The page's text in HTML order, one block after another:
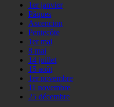
1er janvier
Pâques
Ascencion
Pentecôte
1er mai
8 mai
14 juillet
15 août
1er novembre
11 novembre
25 décembre